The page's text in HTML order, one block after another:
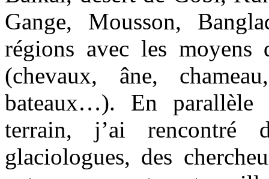
Gange, Mousson,
régions avec les moyens
(chevaux, âne,
bateaux…). En parallèle
terrain, j’ai rencontré
glaciologues, des